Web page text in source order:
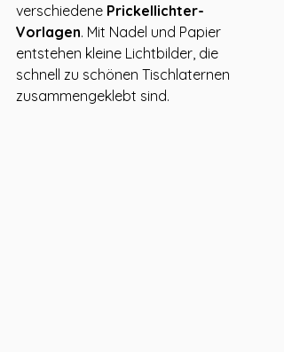
verschiedene Prickellichter-
Vorlagen. Mit Nadel und Papier
entstehen kleine Lichtbilder, die
schnell zu schönen Tischlaternen
zusammengeklebt sind.